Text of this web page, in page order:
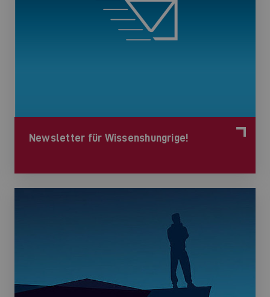
Newsletter für Wissenshungrige!